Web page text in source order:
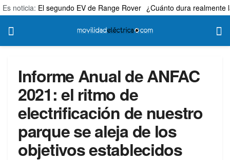
Es noticia: El segundo EV de Range Rover ¿Cuánto dura realmente
Informe Anual de ANFAC
2021: el ritmo de
electrificación de nuestro
parque se aleja de los
objetivos establecidos